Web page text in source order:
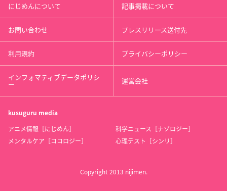
にじめんについて 記事掲載について
お問い合わせ プレスリリース送付先
利用規約 プライバシーポリシー
インフォマティブデータポリシ
ー 運営会社
kusuguru media
アニメ情報［にじめん］
科学ニュース［ナゾロジー］
メンタルケア［ココロジー］
心理テスト［シンリ］
Copyright 2013 nijimen.